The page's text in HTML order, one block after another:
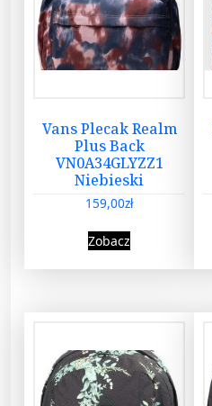
Vans Plecak Realm
Plus Back
VN0A34GLYZZ1
Niebieski
159,00zł
Zobacz